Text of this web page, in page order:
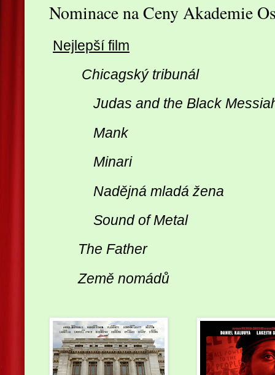
Nominace na Ceny Akademie
Nejlepší film
Chicagský tribunál
Judas and the Black
Mank
Minari
Nadějná mladá žena
Sound of Metal
The Father
Země nomádů